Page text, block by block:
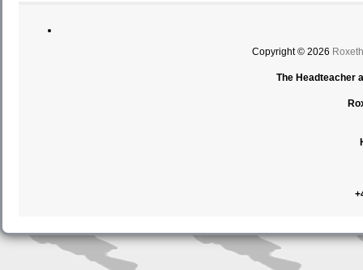
Copyright © 2026
The Headteacher